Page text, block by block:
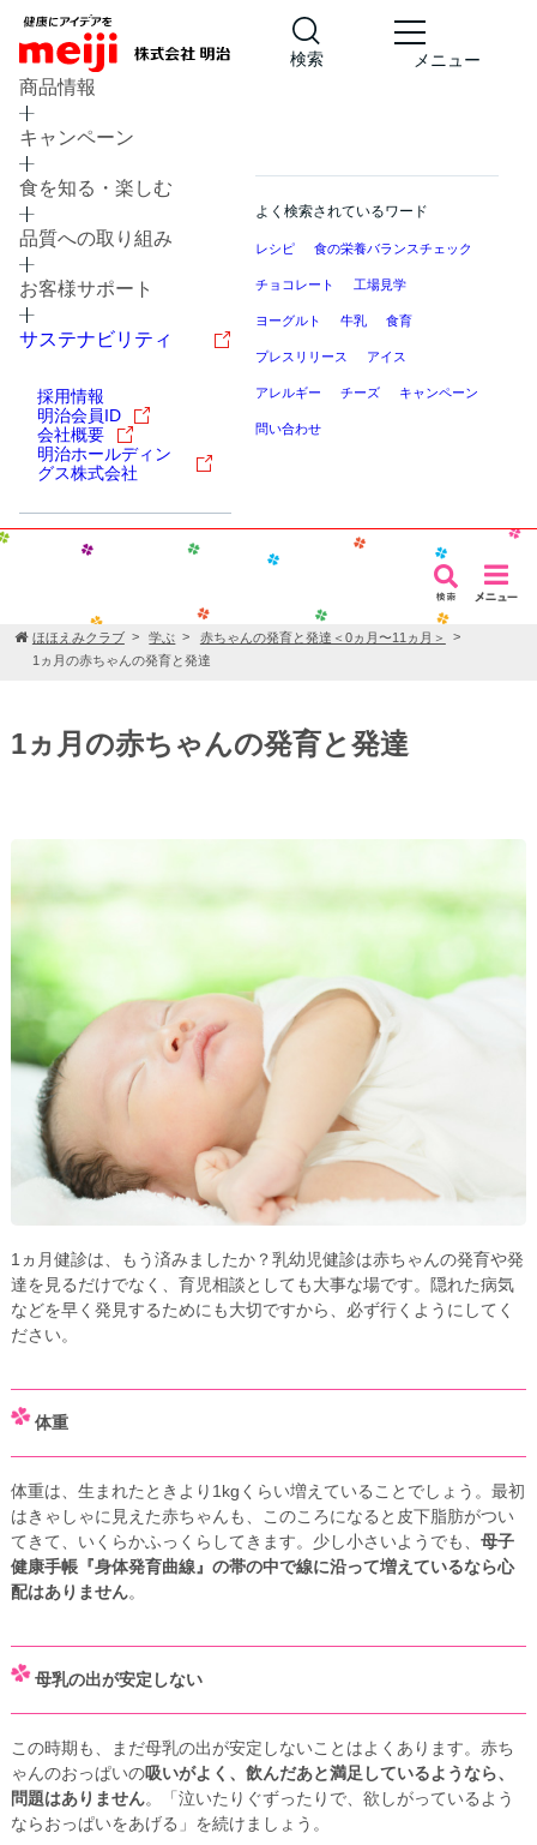
検索 メニュー
商品情報
キャンペーン
食を知る・楽しむ
品質への取り組み
お客様サポート
サステナビリティ
採用情報
明治会員ID
会社概要
明治ホールディン
グス株式会社
よく検索されているワード
レシピ 食の栄養バランスチェック
チョコレート 工場見学
ヨーグルト 牛乳 食育
プレスリリース アイス
アレルギー チーズ キャンペーン
問い合わせ
ほほえみクラブ 学ぶ
赤ちゃんの発育と発達＜0ヵ月〜11ヵ月＞
1ヵ月の赤ちゃんの発育と発達
1ヵ月の赤ちゃんの発育と発達
1ヵ月健診は、もう済みましたか？乳幼児健診は赤ちゃんの発育や発
達を見るだけでなく、育児相談としても大事な場です。隠れた病気
などを早く発見するためにも大切ですから、必ず行くようにしてく
ださい。
体重
体重は、生まれたときより1kgくらい増えていることでしょう。最初
はきゃしゃに見えた赤ちゃんも、このころになると皮下脂肪がつい
てきて、いくらかふっくらしてきます。少し小さいようでも、 母子
健康手帳『身体発育曲線』の帯の中で線に沿って増えているなら心
配はありません。
母乳の出が安定しない
この時期も、まだ母乳の出が安定しないことはよくあります。赤ち
ゃんのおっぱいの吸いがよく、飲んだあと満足しているようなら、
問題はありません。「泣いたりぐずったりで、欲しがっているよう
ならおっぱいをあげる」を続けましょう。